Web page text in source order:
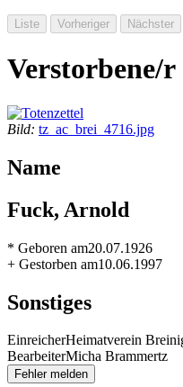
Verstorbene/r
Bild: tz_ac_brei_4716.jpg
Name
Fuck, Arnold
* Geboren am20.07.1926
+ Gestorben am10.06.1997
Sonstiges
EinreicherHeimatverein
BearbeiterMicha Brammertz